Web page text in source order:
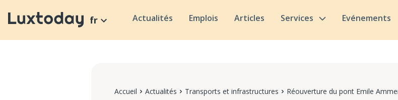
fr Actualités Emplois Articles Services Evénements
Accueil Actualités Transports et infrastructures Réouverture du pont Emile